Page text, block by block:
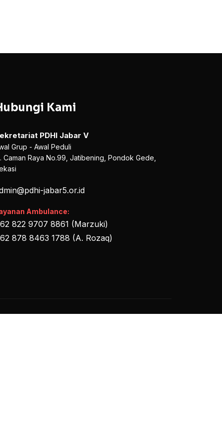
Kami
PDHI Jabar V
Grup - Awal Peduli
Caman Raya No.99, Jatibening, Pondok Gede,
jabar5.or.id
Ambulance:
822 9707 8861 (Marzuki)
878 8463 1788 (A. Rozaq)